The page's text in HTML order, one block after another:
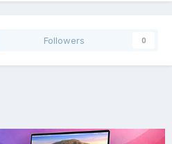
Followers 0